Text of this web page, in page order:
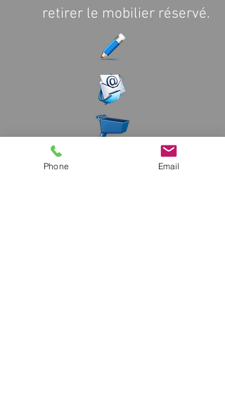
retirer le mobilier réservé.
Phone Email